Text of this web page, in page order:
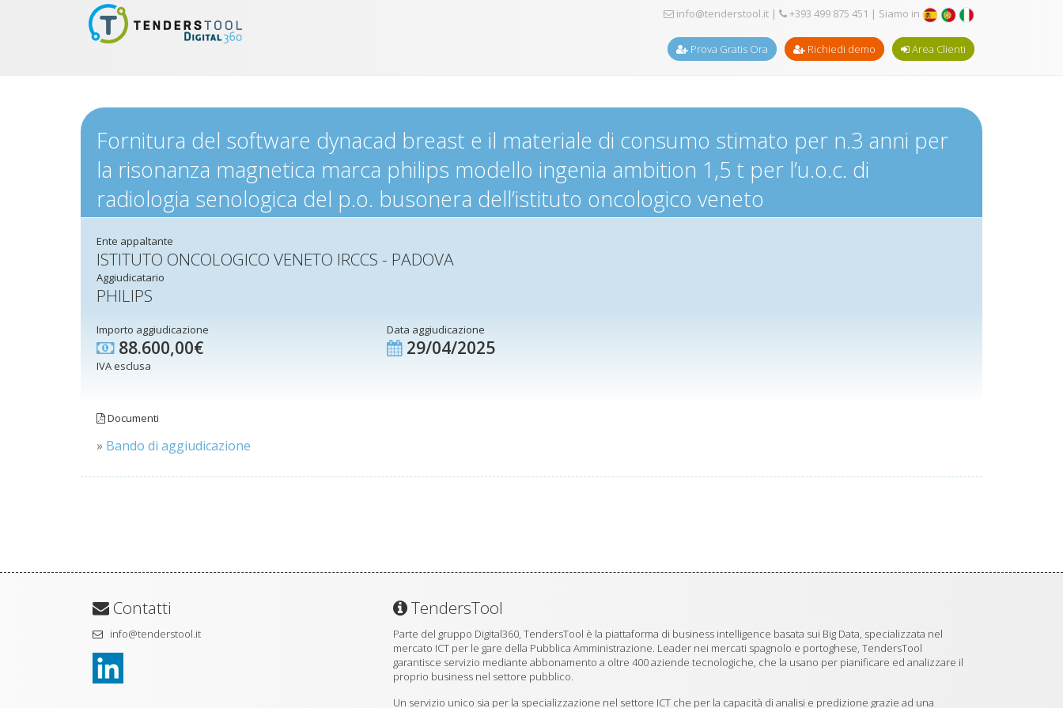
info@tenderstool.it | +393 499 875 451 | Siamo in
Prova Gratis Ora Richiedi demo Area Clienti
Fornitura del software dynacad breast e il materiale di consumo stimato per n.3 anni per
la risonanza magnetica marca philips modello ingenia ambition 1,5 t per l’u.o.c. di
radiologia senologica del p.o. busonera dell’istituto oncologico veneto
Ente appaltante
ISTITUTO ONCOLOGICO VENETO IRCCS - PADOVA
Aggiudicatario
PHILIPS
Importo aggiudicazione
88.600,00€
IVA esclusa
Data aggiudicazione
29/04/2025
Documenti
» Bando di aggiudicazione
Contatti
info@tenderstool.it
TendersTool
Parte del gruppo Digital360, TendersTool è la piattaforma di business intelligence basata sui Big Data, specializzata nel
mercato ICT per le gare della Pubblica Amministrazione. Leader nei mercati spagnolo e portoghese, TendersTool
garantisce servizio mediante abbonamento a oltre 400 aziende tecnologiche, che la usano per pianificare ed analizzare il
proprio business nel settore pubblico.
Un servizio unico sia per la specializzazione nel settore ICT che per la capacità di analisi e predizione grazie ad una